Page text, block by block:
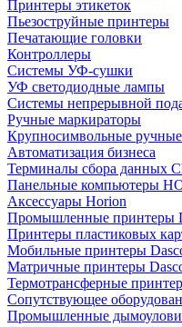
Принтеры этикеток
Пьезоструйные принтеры
Печатающие головки
Контроллеры
Системы УФ-сушки
УФ светодиодные лампы
Системы непрерывной
Ручные маркираторы
Крупносимвольные
Автоматизация бизнеса
Терминалы сбора данных
Панельные компьютеры
Аксессуары Horion
Промышленные принтеры
Принтеры пластиковых
Мобильные принтеры
Матричные принтеры
Термотрансферные
Сопутствующее
Промышленные